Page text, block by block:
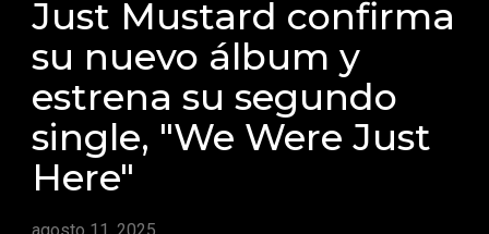
Just Mustard confirma
su nuevo álbum y
estrena su segundo
single, "We Were Just
Here"